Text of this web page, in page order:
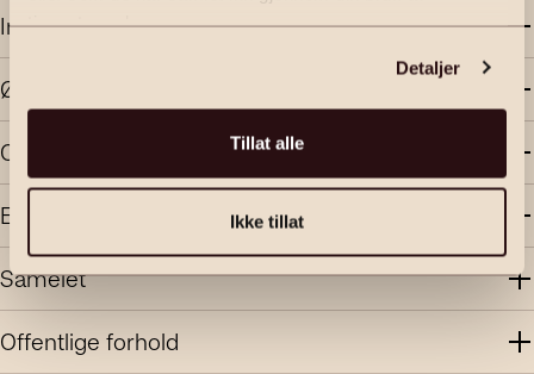
tjenestene deres.
Detaljer
Tillat alle
Ikke tillat
Innhold og standard
Økonomi
Område
Energi
Sameiet
Offentlige forhold